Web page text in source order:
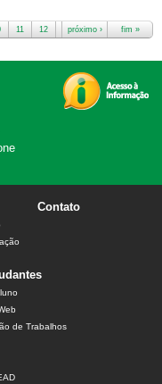
11 12 13 …
próximo › fim »
Contato
de Trabalhos